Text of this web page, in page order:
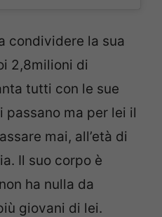
condividere la sua
2,8milioni di
tutti con le sue
passano ma per lei il
mai, all’età di
Il suo corpo è
ha nulla da
giovani di lei.